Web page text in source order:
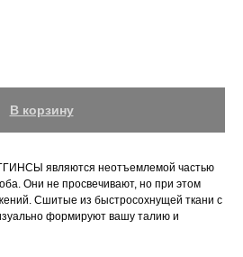
В корзину
являются неотъемлемой частью
Они не просвечивают, но при этом
Сшитые из быстросохнущей ткани с
формируют вашу талию и